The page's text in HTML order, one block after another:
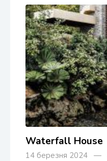
Waterfall House
14 березня 2024 —